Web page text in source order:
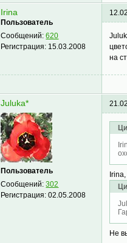
Irina
Пользователь
Сообщений:620
Регистрация: 15.03.2008
на
Juluka*
Пользователь
Сообщений:302
Регистрация:02.05.2008
Не